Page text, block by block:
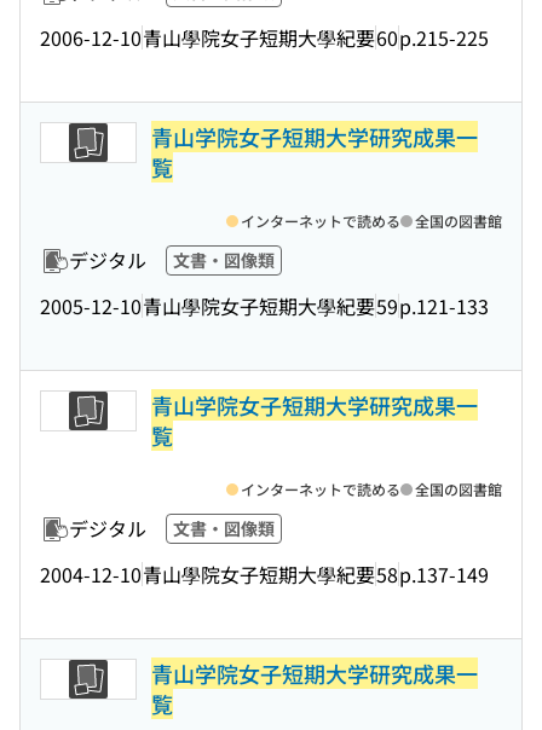
2006-12-10青山學院女子短期大學紀要60p.215-225
青山学院女子短期大学研究成果一
覧
デジタル 文書・図像類
2005-12-10青山學院女子短期大學紀要59p.121-133
インターネットで読める 全国の図書館
青山学院女子短期大学研究成果一
覧
デジタル 文書・図像類
2004-12-10青山學院女子短期大學紀要58p.137-149
インターネットで読める 全国の図書館
青山学院女子短期大学研究成果一
覧